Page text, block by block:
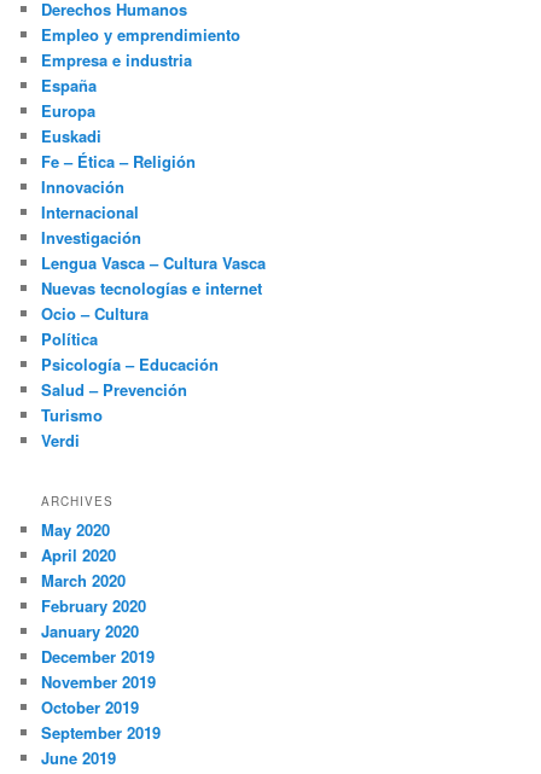
Derechos Humanos
Empleo y emprendimiento
Empresa e industria
España
Europa
Euskadi
Fe – Ética – Religión
Innovación
Internacional
Investigación
Lengua Vasca – Cultura Vasca
Nuevas tecnologías e internet
Ocio – Cultura
Política
Psicología – Educación
Salud – Prevención
Turismo
Verdi
ARCHIVES
May 2020
April 2020
March 2020
February 2020
January 2020
December 2019
November 2019
October 2019
September 2019
June 2019